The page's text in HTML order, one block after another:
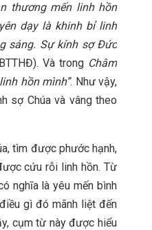
thương mến linh hồn
dạy là khinh bỉ linh
sáng. Sự kính sợ Đức
Và trong Châm
hồn mình”. Như vậy,
sợ Chúa và vâng theo
tìm được phước hạnh,
cứu rỗi linh hồn. Từ
nghĩa là yêu mến bình
gì đó mãnh liệt đến
cụm từ này được hiểu